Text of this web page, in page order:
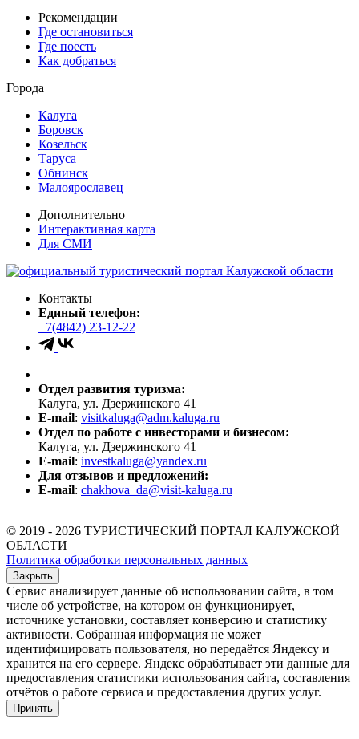
Рекомендации
Где остановиться
Где поесть
Как добраться
Города
Калуга
Боровск
Козельск
Таруса
Обнинск
Малоярославец
Дополнительно
Интерактивная карта
Для СМИ
Контакты
Единый телефон:
+7(4842) 23-12-22
Отдел развития туризма:
Калуга, ул. Дзержинского 41
E-mail: visitkaluga@adm.kaluga.ru
Отдел по работе с инвесторами и бизнесом:
Калуга, ул. Дзержинского 41
E-mail: investkaluga@yandex.ru
Для отзывов и предложений:
E-mail: chakhova_da@visit-kaluga.ru
© 2019 - 2026 ТУРИСТИЧЕСКИЙ ПОРТАЛ КАЛУЖСКОЙ
ОБЛАСТИ
Политика обработки персональных данных
Закрыть
Сервис анализирует данные об использовании сайта, в том
числе об устройстве, на котором он функционирует,
источнике установки, составляет конверсию и статистику
активности. Собранная информация не может
идентифицировать пользователя, но передаётся Яндексу и
хранится на его сервере. Яндекс обрабатывает эти данные для
предоставления статистики использования сайта, составления
отчётов о работе сервиса и предоставления других услуг.
Принять